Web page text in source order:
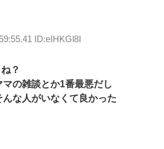
ID:eIHKGl8I
？
の雑談とか1番最悪だし
な人がいなくて良かった